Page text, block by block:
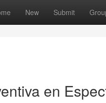
New Submit
en